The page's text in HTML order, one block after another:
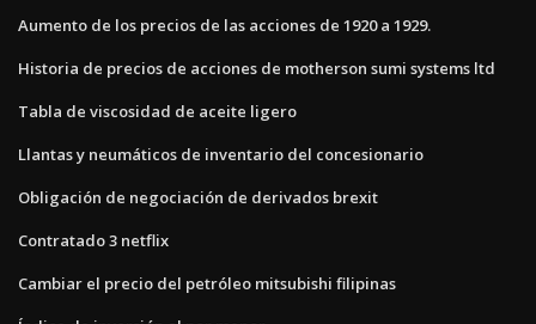
Aumento de los precios de las acciones de 1920 a 1929.
Historia de precios de acciones de motherson sumi systems ltd
Tabla de viscosidad de aceite ligero
Llantas y neumáticos de inventario del concesionario
Obligación de negociación de derivados brexit
Contratado 3 netflix
Cambiar el precio del petróleo mitsubishi filipinas